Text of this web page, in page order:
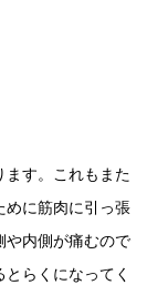
ます。これもまた
めに筋肉に引っ張
や内側が痛むので
らくになってく